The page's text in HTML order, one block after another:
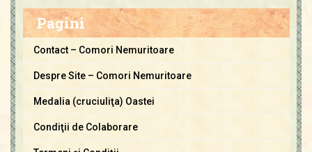
m
i
u
Pagini
Contact – Comori Nemuritoare
Despre Site – Comori Nemuritoare
Medalia (cruciuliţa) Oastei
Condiţii de Colaborare